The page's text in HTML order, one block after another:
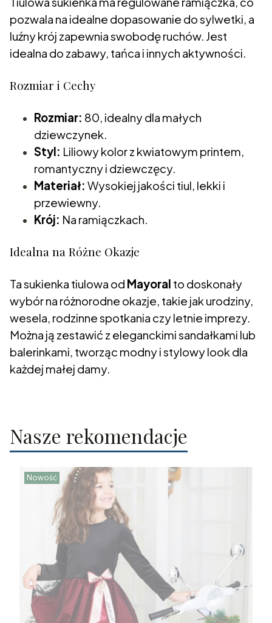
pozwala na idealne dopasowanie do sylwetki, a
luźny krój zapewnia swobodę ruchów. Jest
idealna do zabawy, tańca i innych aktywności.
Rozmiar i Cechy
Rozmiar: 80, idealny dla małych
dziewczynek.
Styl: Liliowy kolor z kwiatowym printem,
romantyczny i dziewczęcy.
Materiał: Wysokiej jakości tiul, lekki i
przewiewny.
Krój: Na ramiączkach.
Idealna na Różne Okazje
Ta sukienka tiulowa od Mayoral to doskonały
wybór na różnorodne okazje, takie jak urodziny,
wesela, rodzinne spotkania czy letnie imprezy.
Można ją zestawić z eleganckimi sandałkami lub
balerinkami, tworząc modny i stylowy look dla
każdej małej damy.
Nasze rekomendacje
Nowość